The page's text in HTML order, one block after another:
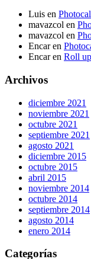
Luis en
mavazcol en
mavazcol en
Encaren
Encaren Roll
Archivos
diciembre 2021
noviembre 2021
octubre 2021
septiembre 2021
agosto 2021
diciembre 2015
octubre 2015
abril 2015
noviembre 2014
octubre 2014
septiembre 2014
agosto 2014
enero 2014
Categorías